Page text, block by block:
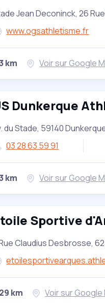
Jean Deconinck, 26
www.ogsathletisme.fr
km Voir sur Google
Dunkerque
du Stade, 59140
03 28 63 59 91
km Voir sur Google
Sportive
Claudius Desbrosse,
km Voir sur Google